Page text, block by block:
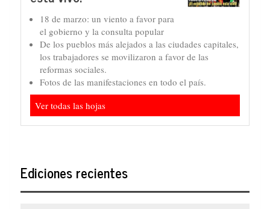
18 de marzo: un viento a favor para
el gobierno y la consulta popular
De los pueblos más alejados a las ciudades capitales,
los trabajadores se movilizaron a favor de las
reformas sociales.
Fotos de las manifestaciones en todo el país.
Ver todas las hojas
Ediciones recientes